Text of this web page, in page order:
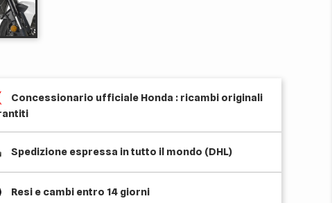
Concessionario ufficiale Honda : ricambi originali
Spedizione espressa in tutto il mondo (DHL)
Resi e cambi entro 14 giorni